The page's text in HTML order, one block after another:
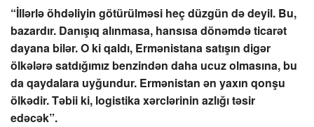
“İllərlə öhdəliyin götürülməsi heç düzgün də deyil. Bu,
bazardır. Danışıq alınmasa, hansısa dönəmdə ticarət
dayana bilər. O ki qaldı, Ermənistana satışın digər
ölkələrə satdığımız benzindən daha ucuz olmasına, bu
da qaydalara uyğundur. Ermənistan ən yaxın qonşu
ölkədir. Təbii ki, logistika xərclərinin azlığı təsir
edəcək”.